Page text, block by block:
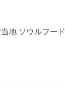
地 ソウルフード